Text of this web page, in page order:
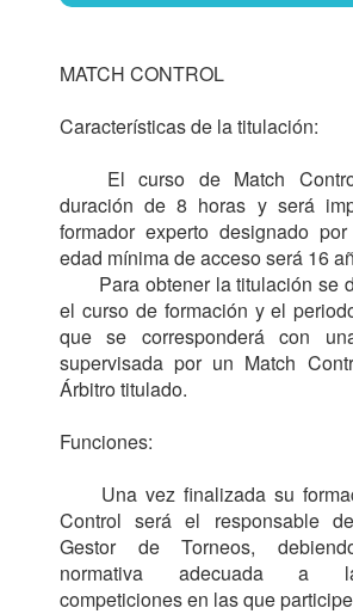
MATCH CONTROL
Características de la titulación:
duración de 8 horas y será
formador experto designado
edad mínima de acceso será 16
el curso de formación y el
que se corresponderá con
supervisada por un Match
Árbitro titulado.
Funciones:
Control será el responsable
Gestor de Torneos,
normativa adecuada a
competiciones en las que